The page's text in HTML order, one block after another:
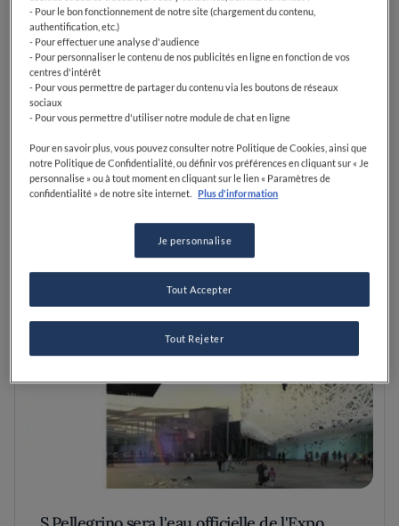
LIRE SAUVEGARDER
- Pour le bon fonctionnement de notre site (chargement du contenu,
authentification, etc.)
- Pour effectuer une analyse d'audience
- Pour personnaliser le contenu de nos publicités en ligne en fonction de vos
centres d'intérêt
- Pour vous permettre de partager du contenu via les boutons de réseaux
sociaux
- Pour vous permettre d'utiliser notre module de chat en ligne
Pour en savoir plus, vous pouvez consulter notre Politique de Cookies, ainsi que
notre Politique de Confidentialité, ou définir vos préférences en cliquant sur « Je
personnalise » ou à tout moment en cliquant sur le lien « Paramètres de
confidentialité » de notre site internet.
Plus d'information
Je personnalise
Tout Rejeter
Tout Accepter